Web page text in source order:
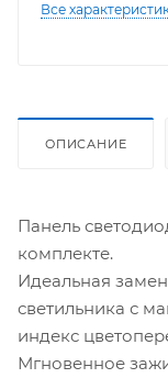
Все
ОПИСАНИЕ
Панель
комплекте.
Идеальная
светильника с
индекс
Мгновенное